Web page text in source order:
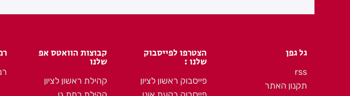
גל גפן
rss
תקנון האתר
הצטרפו לפייסבוק
שלנו :
פייסבוק ראשון לציון
קבוצות הוואטס אפ
שלנו
קהילת ראשון לציון